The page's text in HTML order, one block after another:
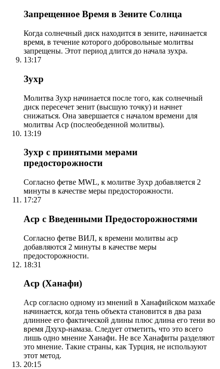
Запрещенное Время в Зените Солнца
Когда солнечный диск находится в зените, начинается
время, в течение которого добровольные молитвы
запрещены. Этот период длится до начала зухра.
13:17
Зухр
Молитва Зухр начинается после того, как солнечный
диск пересечет зенит (высшую точку) и начнет
снижаться. Она завершается с началом времени для
молитвы Аср (послеобеденной молитвы).
13:19
Зухр с принятыми мерами
предосторожности
Согласно фетве MWL, к молитве Зухр добавляется 2
минуты в качестве меры предосторожности.
17:27
Аср с Введенными Предосторожностями
Согласно фетве ВИЛ, к времени молитвы аср
добавляются 2 минуты в качестве меры
предосторожности.
18:31
Аср (Ханафи)
Аср согласно одному из мнений в Ханафийском мазхабе
начинается, когда тень объекта становится в два раза
длиннее его фактической длины плюс длина его тени во
время Дхухр-намаза. Следует отметить, что это всего
лишь одно мнение Ханафи. Не все Ханафиты разделяют
это мнение. Такие страны, как Турция, не используют
этот метод.
20:15